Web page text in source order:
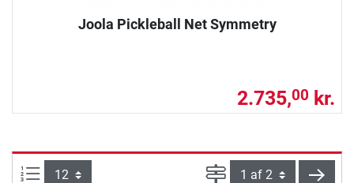
Joola Pickleball Net Symmetry
2.735,00 kr.
Artikel pr. side: Side